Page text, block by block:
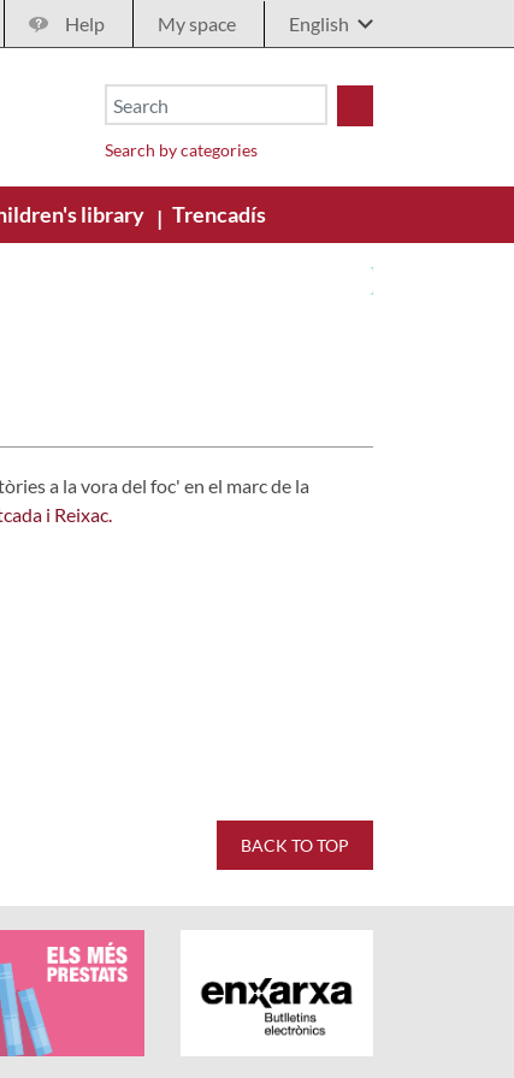
Help My space
Search by categories
library | Trencadís
a la vora del foc' en el marc de la
i Reixac.
out of 5.
BACK TO TOP